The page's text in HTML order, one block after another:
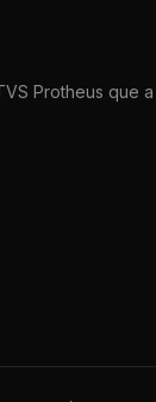
Protheus que a